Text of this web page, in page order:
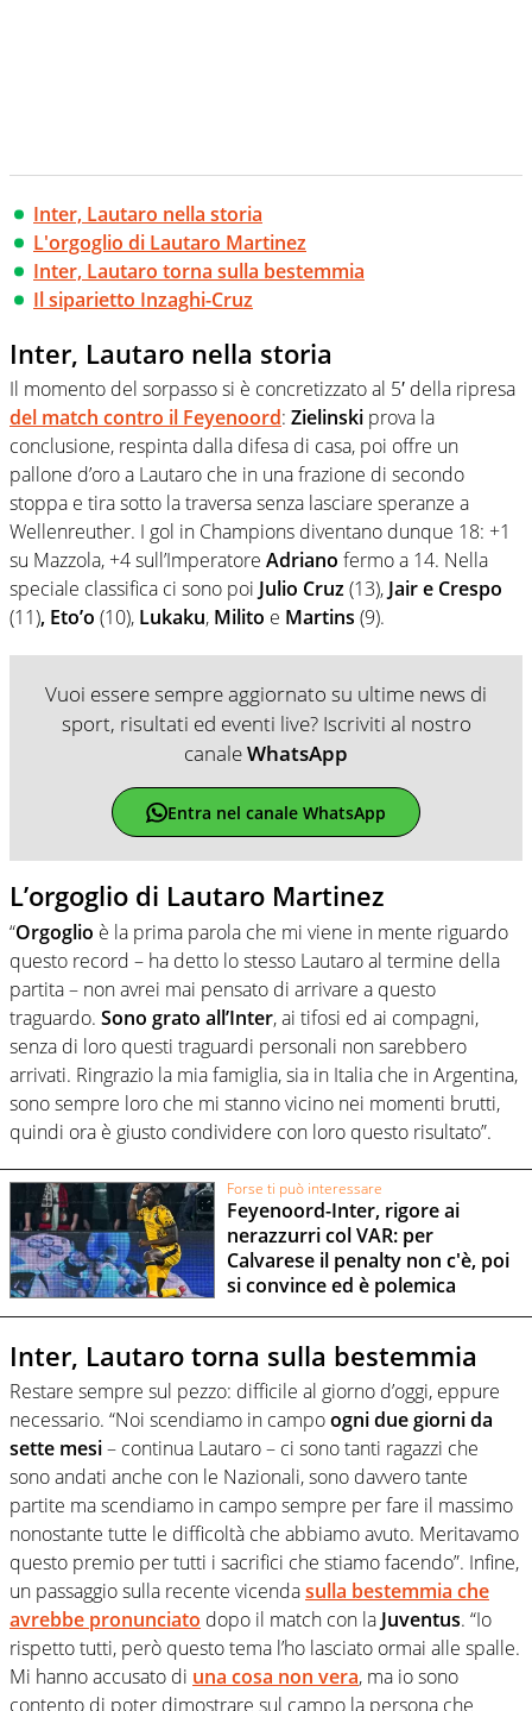
Inter, Lautaro nella storia
L'orgoglio di Lautaro Martinez
Inter, Lautaro torna sulla bestemmia
Il siparietto Inzaghi-Cruz
Inter, Lautaro nella storia
Il momento del sorpasso si è concretizzato al 5′ della ripresa
del match contro il Feyenoord: Zielinski prova la
conclusione, respinta dalla difesa di casa, poi offre un
pallone d’oro a Lautaro che in una frazione di secondo
stoppa e tira sotto la traversa senza lasciare speranze a
Wellenreuther. I gol in Champions diventano dunque 18: +1
su Mazzola, +4 sull’Imperatore Adriano fermo a 14. Nella
speciale classifica ci sono poi Julio Cruz(13), Jair e Crespo
(11), Eto’o (10), Lukaku, Milito e Martins (9).
Vuoi essere sempre aggiornato su ultime news di
sport, risultati ed eventi live? Iscriviti al nostro
canaleWhatsApp
Entra nel canale WhatsApp
L’orgoglio di Lautaro Martinez
“Orgoglio è la prima parola che mi viene in mente riguardo
questo record – ha detto lo stesso Lautaro al termine della
partita – non avrei mai pensato di arrivare a questo
traguardo. Sono grato all’Inter, ai tifosi ed ai compagni,
senza di loro questi traguardi personali non sarebbero
arrivati. Ringrazio la mia famiglia, sia in Italia che in Argentina,
sono sempre loro che mi stanno vicino nei momenti brutti,
quindi ora è giusto condividere con loro questo risultato”.
Forse ti può interessare
Feyenoord-Inter, rigore ai
nerazzurri col VAR: per
Calvarese il penalty non c'è, poi
si convince ed è polemica
Inter, Lautaro torna sulla bestemmia
Restare sempre sul pezzo: difficile al giorno d’oggi, eppure
necessario. “Noi scendiamo in campoogni due giorni da
sette mesi– continua Lautaro – ci sono tanti ragazzi che
sono andati anche con le Nazionali, sono davvero tante
partite ma scendiamo in campo sempre per fare il massimo
nonostante tutte le difficoltà che abbiamo avuto. Meritavamo
questo premio per tutti i sacrifici che stiamo facendo”. Infine,
un passaggio sulla recente vicendasulla bestemmia che
avrebbe pronunciato dopo il match con la Juventus. “Io
rispetto tutti, però questo tema l’ho lasciato ormai alle spalle.
Mi hanno accusato di una cosa non vera, ma io sono
contento di poter dimostrare sul campo la persona che